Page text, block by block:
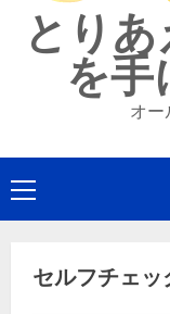
とり
を
オ
セルフチェッ